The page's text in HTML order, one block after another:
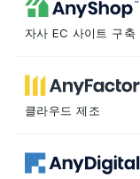
자사 EC 사이트 구축
클라우드 제조